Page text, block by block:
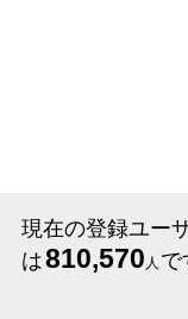
現在の登録ユー
は810,570 人 で